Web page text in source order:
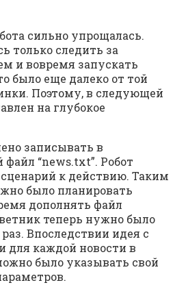
сильно упрощалась.
только следить за
и вовремя запускать
было еще далеко от той
Поэтому, в следующей
на глубокое
записывать в
“news.txt”. Робот
к действию. Таким
было планировать
дополнять файл
теперь нужно было
Впоследствии идея с
для каждой новости в
было указывать свой